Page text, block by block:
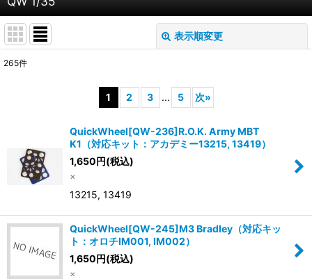
表示順変更
265件
1 2 3 ... 5 次»
QuickWheel[QW-236]R.O.K. Army MBT
K1（対応キット：アカデミー13215, 13419）
1,650円(税込)
×
13215, 13419
QuickWheel[QW-245]M3 Bradley（対応キッ
ト：オロチIM001, IM002）
1,650円(税込)
×